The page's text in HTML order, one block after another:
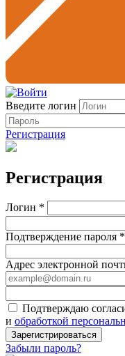
Введите логин
Регистрация
Регистрация
Логин *
Подтверждение пароля *
Адрес электронной
Подтверждаю
и обработкой
Зарегистрироваться
Забыли пароль?